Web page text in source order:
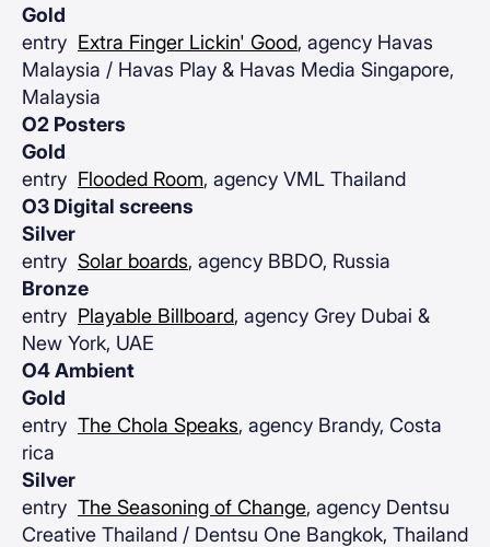
Gold
entry Extra Finger Lickin' Good, agency Havas
Malaysia / Havas Play & Havas Media Singapore,
Malaysia
O2 Posters
Gold
entry Flooded Room, agency VML Thailand
O3 Digital screens
Silver
entry Solar boards, agency BBDO, Russia
Bronze
entry Playable Billboard, agency Grey Dubai &
New York, UAE
O4 Ambient
Gold
entry The Chola Speaks, agency Brandy, Costa
rica
Silver
entry The Seasoning of Change, agency Dentsu
Creative Thailand / Dentsu One Bangkok, Thailand